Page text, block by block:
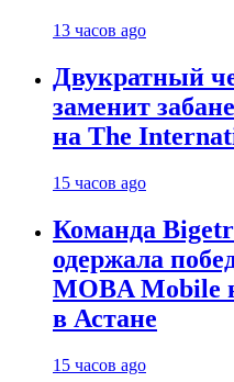
13 часов ago
Двукратный
заменит
на The
15 часов ago
Команда
одержала
MOBA Mobile
в Астане
15 часов ago